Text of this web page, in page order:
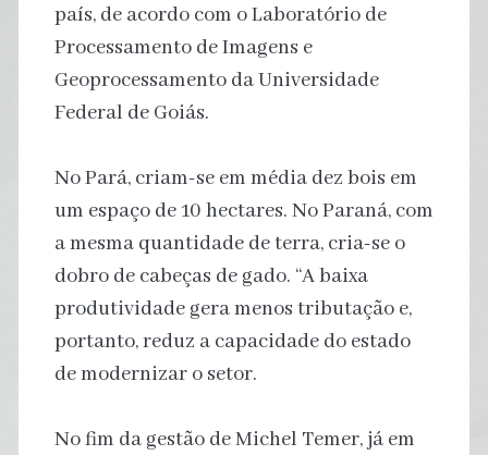
país, de acordo com o Laboratório de
Processamento de Imagens e
Geoprocessamento da Universidade
Federal de Goiás.
No Pará, criam-se em média dez bois em
um espaço de 10 hectares. No Paraná, com
a mesma quantidade de terra, cria-se o
dobro de cabeças de gado. “A baixa
produtividade gera menos tributação e,
portanto, reduz a capacidade do estado
de modernizar o setor.
No fim da gestão de Michel Temer, já em